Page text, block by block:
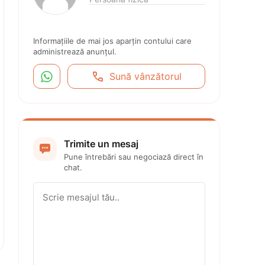
Informațiile de mai jos aparțin contului care
administrează anunțul.
  Sună vânzătorul
 Trimite un mesaj
Pune întrebări sau negociază direct în
chat.